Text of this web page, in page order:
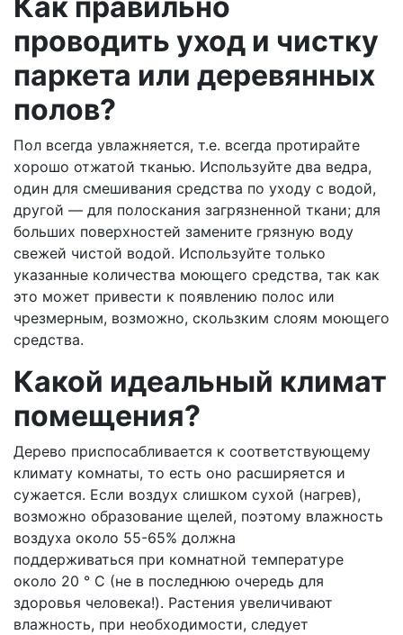
проводить уход и чистку
паркета или деревянных
полов?
Пол всегда увлажняется, т.е. всегда протирайте
хорошо отжатой тканью. Используйте два ведра,
один для смешивания средства по уходу с водой,
другой — для полоскания загрязненной ткани; для
больших поверхностей замените грязную воду
свежей чистой водой. Используйте только
указанные количества моющего средства, так как
это может привести к появлению полос или
чрезмерным, возможно, скользким слоям моющего
средства.
Какой идеальный климат
помещения?
Дерево приспосабливается к соответствующему
климату комнаты, то есть оно расширяется и
сужается. Если воздух слишком сухой (нагрев),
возможно образование щелей, поэтому влажность
воздуха около 55-65% должна
поддерживаться при комнатной температуре
около 20 ° C (не в последнюю очередь для
здоровья человека!). Растения увеличивают
влажность, при необходимости, следует